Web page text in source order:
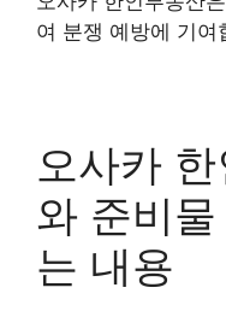
여 분쟁 예방에 기여
오사카
와 준비
는 내용